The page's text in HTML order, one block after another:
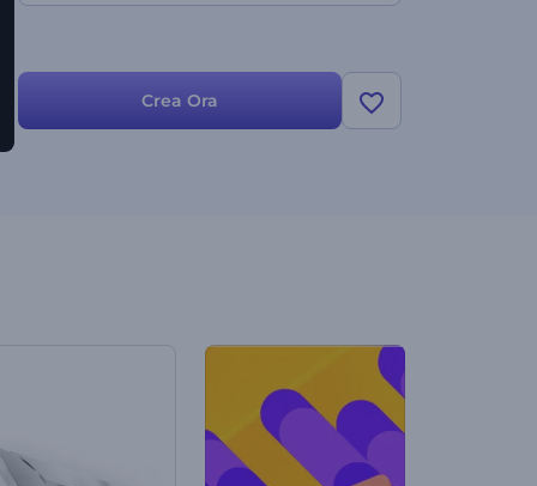
Crea Ora